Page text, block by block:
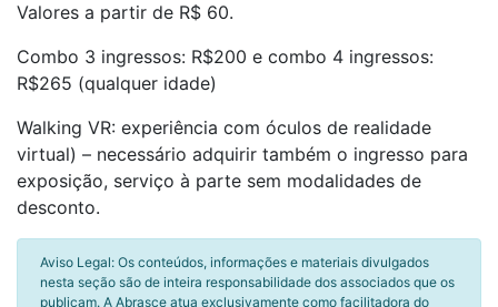
Valores a partir de R$ 60.
Combo 3 ingressos: R$200 e combo 4 ingressos:
R$265 (qualquer idade)
Walking VR: experiência com óculos de realidade
virtual) – necessário adquirir também o ingresso para
exposição, serviço à parte sem modalidades de
desconto.
Aviso Legal: Os conteúdos, informações e materiais divulgados
nesta seção são de inteira responsabilidade dos associados que os
publicam. A Abrasce atua exclusivamente como facilitadora do